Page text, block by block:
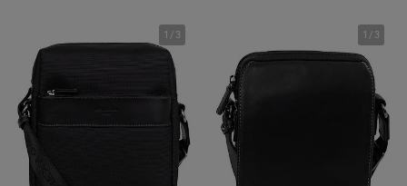
1 / 3 1 / 3